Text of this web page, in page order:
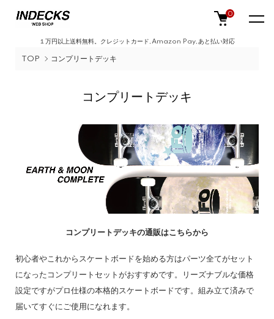
１万円以上送料無料。クレジットカード,Amazon Pay,あと払い対応
0
TOP コンプリートデッキ
コンプリートデッキ
コンプリートデッキの通販はこちらから
初心者やこれからスケートボードを始める方はパーツ全てがセット
になったコンプリートセットがおすすめです。リーズナブルな価格
設定ですがプロ仕様の本格的スケートボードです。組み立て済みで
届いてすぐにご使用になれます。